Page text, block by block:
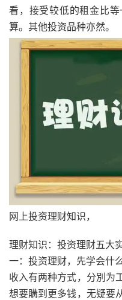
看，接受较低的租金比
算。其他投资品种亦然。
网上投资理财知识，
理财知识：投资理财五大
一：投资理财，先学会什
收入有两种方式，分別为
想要購到更多钱，无疑要